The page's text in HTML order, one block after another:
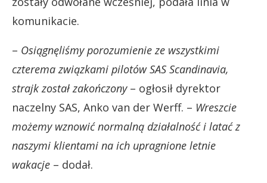
komunikacie.
– Osiągnęliśmy porozumienie ze wszystkimi
czterema związkami pilotów SAS Scandinavia,
strajk został zakończony– ogłosił dyrektor
naczelny SAS, Anko van der Werff. – Wreszcie
możemy wznowić normalną działalność i latać z
naszymi klientami na ich upragnione letnie
wakacje – dodał.